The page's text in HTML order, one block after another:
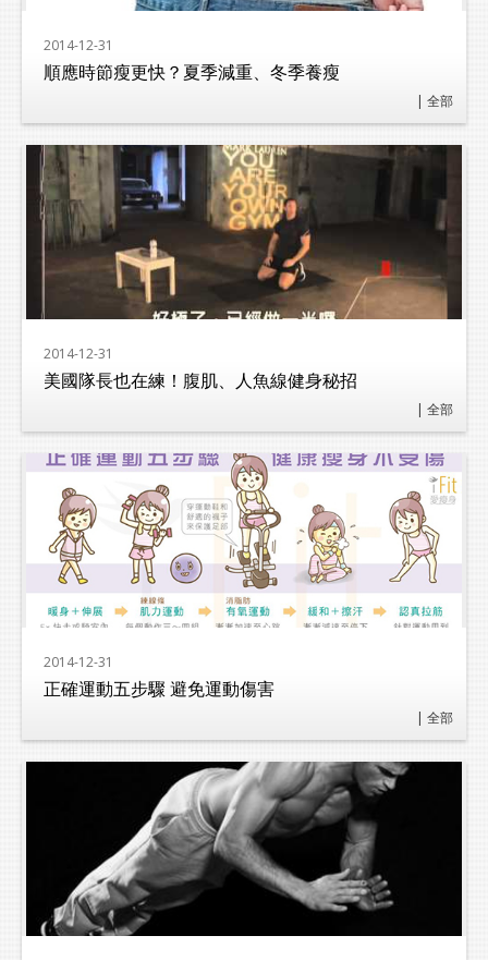
2014-12-31
順應時節瘦更快？夏季減重、冬季養瘦
| 全部
2014-12-31
美國隊長也在練！腹肌、人魚線健身秘招
| 全部
2014-12-31
正確運動五步驟 避免運動傷害
| 全部